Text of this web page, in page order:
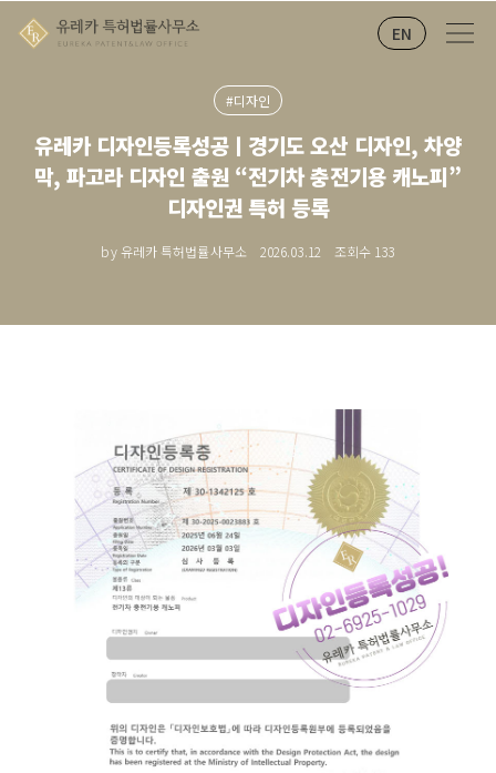
EN
#디자인
유레카 디자인등록성공ㅣ경기도 오산 디자인, 차양
막, 파고라 디자인 출원 “전기차 충전기용 캐노피”
디자인권 특허 등록
by 유레카 특허법률사무소 2026.03.12 조회수 133